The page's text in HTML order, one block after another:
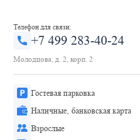
Телефон для связи:
+7 499 283-40-24
Молодцова, д. 2, корп. 2
Гостевая парковка
Наличные, банковская карта
Взрослые